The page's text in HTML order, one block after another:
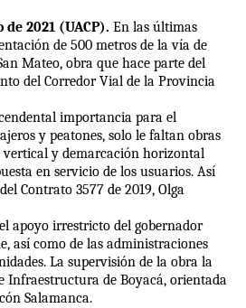
de 2021 (UACP). En las últimas
de 500 metros de la vía de
Mateo, obra que hace parte del
del Corredor Vial de la Provincia
importancia para el
y peatones, solo le faltan obras
vertical y demarcación horizontal
en servicio de los usuarios. Así
Contrato 3577 de 2019, Olga
apoyo irrestricto del gobernador
así como de las administraciones
La supervisión de la obra la
Infraestructura de Boyacá, orientada
Salamanca.